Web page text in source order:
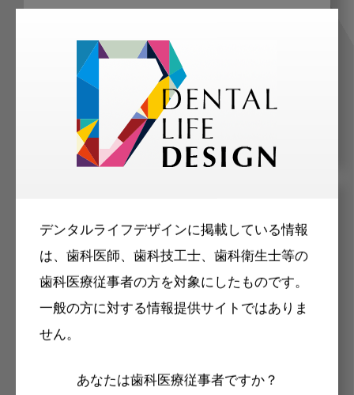
デンタルライフデザインに掲載している情報
は、歯科医師、歯科技工士、歯科衛生士等の
歯科医療従事者の方を対象にしたものです。
一般の方に対する情報提供サイトではありま
せん。
あなたは歯科医療従事者ですか？
容のメールマガジンをお届けします。